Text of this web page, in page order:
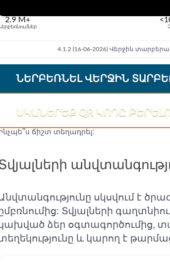
2.9 M+
4.1.2 (16-06-2026) Վերջին
ՆԵՐԲԵՌՆԵԼ ՎԵՐՋԻՆ
ՍԿԱՆԵՐԵՔ QR ԿՈԴԸ
ճիշտ տեղադրել:
սկսվում է
Տվյալների
ձեր օգտագործումից,
և կարող է